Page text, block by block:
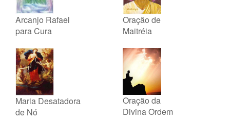
Arcanjo Rafael
para Cura
Oração de
Maitréia
Maria Desatadora
de Nó
Oração da
Divina Ordem